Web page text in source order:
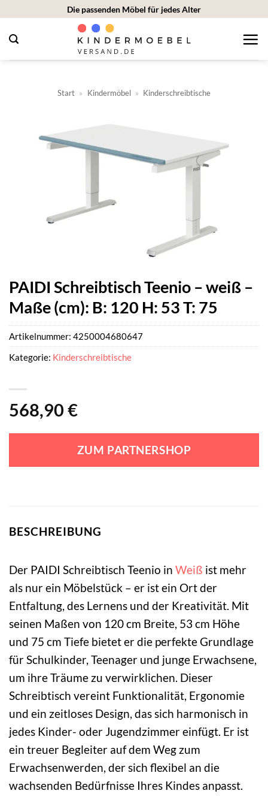
springen
Die passenden Möbel für jedes Alter
Start » Kindermöbel » Kinderschreibtische
PAIDI Schreibtisch Teenio – weiß –
Maße (cm): B: 120 H: 53 T: 75
568,90 €
ZUM PARTNERSHOP
Artikelnummer: 4250004680647
Kategorie: Kinderschreibtische
BESCHREIBUNG
Der PAIDI Schreibtisch Teenio in Weiß ist mehr
als nur ein Möbelstück – er ist ein Ort der
Entfaltung, des Lernens und der Kreativität. Mit
seinen Maßen von 120 cm Breite, 53 cm Höhe
und 75 cm Tiefe bietet er die perfekte Grundlage
für Schulkinder, Teenager und junge Erwachsene,
um ihre Träume zu verwirklichen. Dieser
Schreibtisch vereint Funktionalität, Ergonomie
und ein zeitloses Design, das sich harmonisch in
jedes Kinder- oder Jugendzimmer einfügt. Er ist
ein treuer Begleiter auf dem Weg zum
Erwachsenwerden, der sich flexibel an die
wachsenden Bedürfnisse Ihres Kindes anpasst.